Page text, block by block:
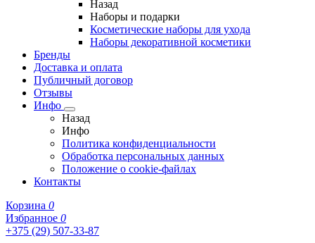
Назад
Наборы и подарки
Косметические наборы для ухода
Наборы декоративной косметики
Бренды
Доставка и оплата
Публичный договор
Отзывы
Инфо
Назад
Инфо
Политика конфиденциальности
Обработка персональных данных
Положение о cookie-файлах
Контакты
Корзина 0
Избранное 0
+375 (29) 507-33-87